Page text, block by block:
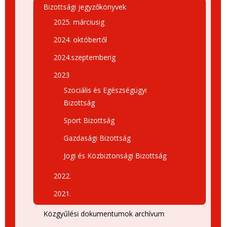
Bizottsági jegyzőkönyvek
2025. márciusig
2024. októbertől
2024.szeptemberig
2023
Szociális és Egészségügyi
Bizottság
Sport Bizottság
Gazdasági Bizottság
Jogi és Közbiztonsági Bizottság
2022.
2021.
Közgyűlési dokumentumok archívum